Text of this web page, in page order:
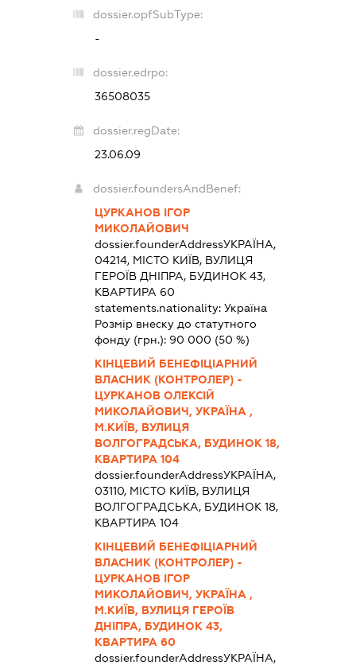
dossier.opfSubType:
-
dossier.edrpo:
36508035
dossier.regDate:
23.06.09
dossier.foundersAndBenef:
ЦУРКАНОВ ІГОР
МИКОЛАЙОВИЧ
dossier.founderAddressУКРАЇНА,
04214, МІСТО КИЇВ, ВУЛИЦЯ
ГЕРОЇВ ДНІПРА, БУДИНОК 43,
КВАРТИРА 60
statements.nationality: Україна
Розмір внеску до статутного
фонду (грн.): 90 000 (50 %)
КІНЦЕВИЙ БЕНЕФІЦІАРНИЙ
ВЛАСНИК (КОНТРОЛЕР) -
ЦУРКАНОВ ОЛЕКСІЙ
МИКОЛАЙОВИЧ, УКРАЇНА ,
М.КИЇВ, ВУЛИЦЯ
ВОЛГОГРАДСЬКА, БУДИНОК 18,
КВАРТИРА 104
dossier.founderAddressУКРАЇНА,
03110, МІСТО КИЇВ, ВУЛИЦЯ
ВОЛГОГРАДСЬКА, БУДИНОК 18,
КВАРТИРА 104
КІНЦЕВИЙ БЕНЕФІЦІАРНИЙ
ВЛАСНИК (КОНТРОЛЕР) -
ЦУРКАНОВ ІГОР
МИКОЛАЙОВИЧ, УКРАЇНА ,
М.КИЇВ, ВУЛИЦЯ ГЕРОЇВ
ДНІПРА, БУДИНОК 43,
КВАРТИРА 60
dossier.founderAddressУКРАЇНА,